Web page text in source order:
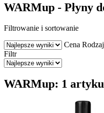
WARMup - Płyny
Filtrowanie i sortowanie
Cena
Filtr
WARMup: 1